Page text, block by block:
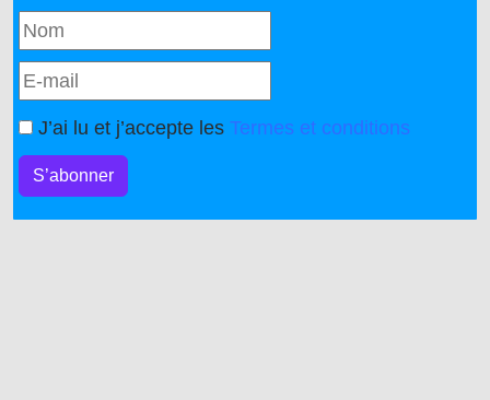
J’ai lu et j’accepte les Termes et conditions
S’abonner